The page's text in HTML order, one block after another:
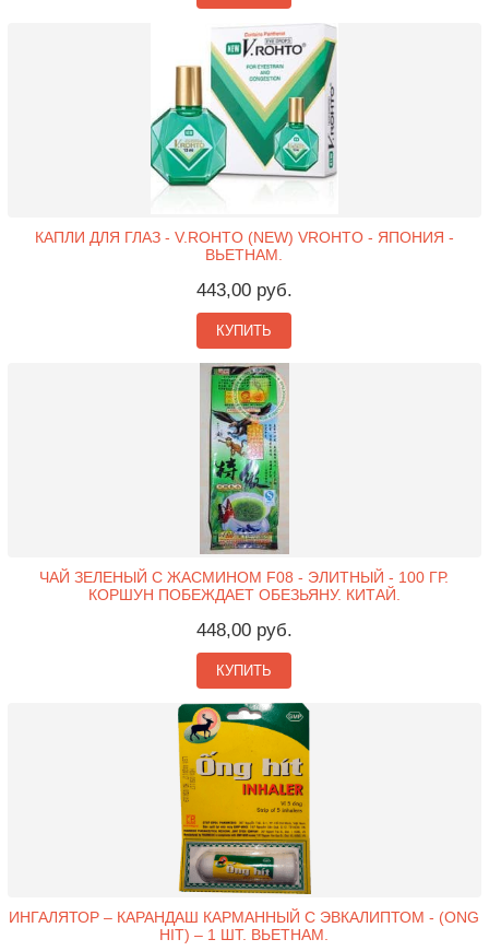
КАПЛИ ДЛЯ ГЛАЗ - V.ROHTO (NEW) VROHTO - ЯПОНИЯ -
ВЬЕТНАМ.
443,00 руб.
КУПИТЬ
ЧАЙ ЗЕЛЕНЫЙ С ЖАСМИНОМ F08 - ЭЛИТНЫЙ - 100 ГР.
КОРШУН ПОБЕЖДАЕТ ОБЕЗЬЯНУ. КИТАЙ.
448,00 руб.
КУПИТЬ
ИНГАЛЯТОР – КАРАНДАШ КАРМАННЫЙ С ЭВКАЛИПТОМ - (ONG
HIT) – 1 ШТ. ВЬЕТНАМ.